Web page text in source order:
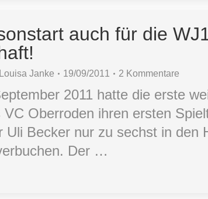
auch für die
Louisa Janke 19/09/2011 2 Kommentare
2011 hatte die erste
Oberroden ihren ersten
Uli Becker nur zu sechst in den
Der …